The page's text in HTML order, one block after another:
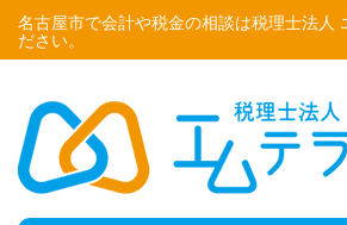
名古屋市で会計や税金の相談は税理士法人
ださい。